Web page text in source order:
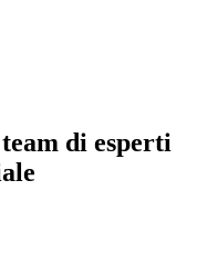
di esperti